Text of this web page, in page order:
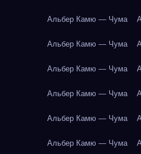
Альбер Камю — Чума
Альбер Камю — Чума
Альбер Камю — Чума
Альбер Камю — Чума
Альбер Камю — Чума
Альбер Камю — Чума